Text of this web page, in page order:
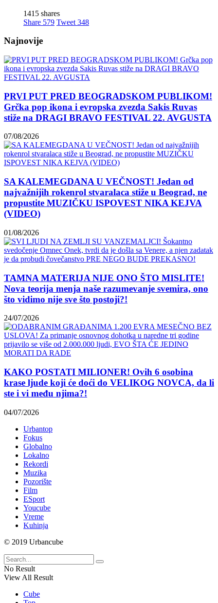
1415 shares
Share 579 Tweet 348
Najnovije
PRVI PUT PRED BEOGRADSKOM PUBLIKOM!
Grčka pop ikona i evropska zvezda Sakis Ruvas
stiže na DRAGI BRAVO FESTIVAL 22. AVGUSTA
07/08/2026
SA KALEMEGDANA U VEČNOST! Jedan od
najvažnijih rokenrol stvaralaca stiže u Beograd, ne
propustite MUZIČKU ISPOVEST NIKA KEJVA
(VIDEO)
01/08/2026
TAMNA MATERIJA NIJE ONO ŠTO MISLITE!
Nova teorija menja naše razumevanje svemira, ono
što vidimo nije sve što postoji?!
24/07/2026
KAKO POSTATI MILIONER! Ovih 6 osobina
krase ljude koji će doći do VELIKOG NOVCA, da li
ste i vi među njima?!
04/07/2026
Urbantop
Fokus
Globalno
Lokalno
Rekordi
Muzika
Pozorište
Film
ESport
Youcube
Vreme
Kuhinja
© 2019 Urbancube
No Result
View All Result
Cube